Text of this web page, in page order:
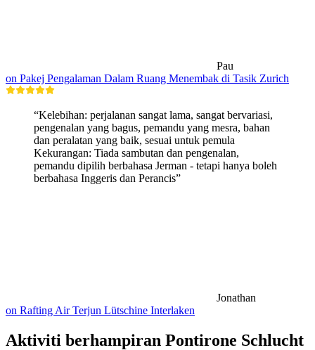
Pau
on Pakej Pengalaman Dalam Ruang Menembak di Tasik Zurich
“Kelebihan: perjalanan sangat lama, sangat bervariasi,
pengenalan yang bagus, pemandu yang mesra, bahan
dan peralatan yang baik, sesuai untuk pemula
Kekurangan: Tiada sambutan dan pengenalan,
pemandu dipilih berbahasa Jerman - tetapi hanya boleh
berbahasa Inggeris dan Perancis”
Jonathan
on Rafting Air Terjun Lütschine Interlaken
Aktiviti berhampiran Pontirone Schlucht